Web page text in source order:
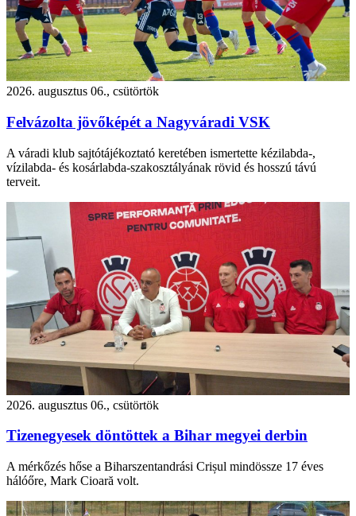
2026. augusztus 06., csütörtök
Felvázolta jövőképét a Nagyváradi VSK
A váradi klub sajtótájékoztató keretében ismertette kézilabda-,
vízilabda- és kosárlabda-szakosztályának rövid és hosszú távú
terveit.
2026. augusztus 06., csütörtök
Tizenegyesek döntöttek a Bihar megyei derbin
A mérkőzés hőse a Biharszentandrási Crișul mindössze 17 éves
hálóőre, Mark Cioară volt.